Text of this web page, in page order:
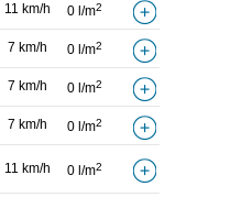
11 km/h 0 l/m2
7 km/h 0 l/m2
7 km/h 0 l/m2
7 km/h 0 l/m2
11 km/h 0 l/m2